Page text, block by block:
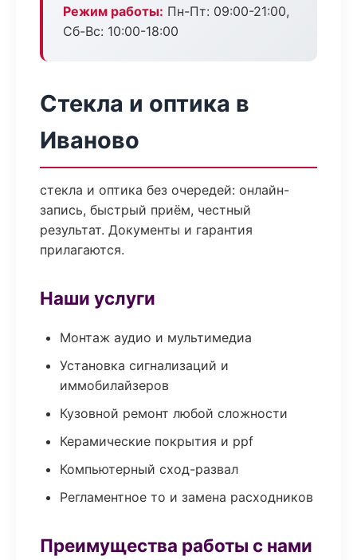
Режим работы: Пн-Пт: 09:00-21:00,
Сб-Вс: 10:00-18:00
Стекла и оптика в
Иваново
стекла и оптика без очередей: онлайн-
запись, быстрый приём, честный
результат. Документы и гарантия
прилагаются.
Наши услуги
Монтаж аудио и мультимедиа
Установка сигнализаций и
иммобилайзеров
Кузовной ремонт любой сложности
Керамические покрытия и ppf
Компьютерный сход-развал
Регламентное то и замена расходников
Преимущества работы с нами